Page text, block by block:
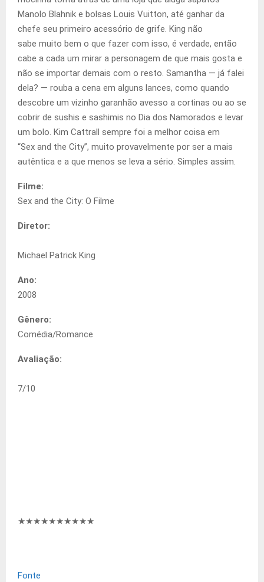
Manolo Blahnik e bolsas Louis Vuitton, até ganhar da
chefe seu primeiro acessório de grife. King não
sabe muito bem o que fazer com isso, é verdade, então
cabe a cada um mirar a personagem de que mais gosta e
não se importar demais com o resto. Samantha — já falei
dela? — rouba a cena em alguns lances, como quando
descobre um vizinho garanhão avesso a cortinas ou ao se
cobrir de sushis e sashimis no Dia dos Namorados e levar
um bolo. Kim Cattrall sempre foi a melhor coisa em
“Sex and the City”, muito provavelmente por ser a mais
autêntica e a que menos se leva a sério. Simples assim.
Filme:
Sex and the City: O Filme
Diretor:
Michael Patrick King
Ano:
2008
Gênero:
Comédia/Romance
Avaliação:
7/10
★★★★★★★★★★
Fonte